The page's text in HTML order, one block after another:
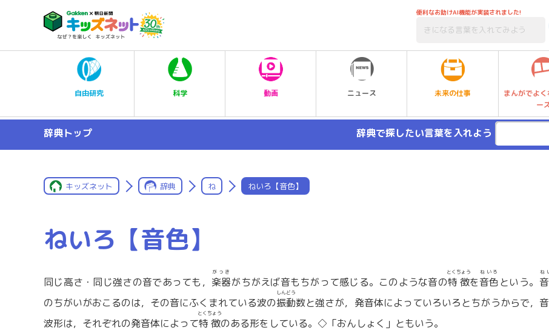
便利なお助けAI機能が実装されました!
自由研究 科学 動画 ニュース 未来の仕事
まんがでよ
ー
辞典トップ 辞典で探したい言葉を入れよう
キッズネット 辞典 ね ねいろ【音色】
ねいろ【音色】
同じ高さ・同じ強さの音であっても， 楽器
がっき
がちがえば音もちがって感じる。このような音の特徴
とくちょう
を音色
ねいろ
という。
ね
のちがいがおこるのは，その音にふくまれている波の振動
しんどう
数と強さが，発音体によっていろいろとちがうからで，
波形は，それぞれの発音体によって特徴
とくちょう
のある形をしている。◇「おんしょく」ともいう。